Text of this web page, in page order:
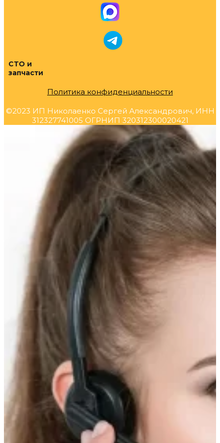
СТО и
запчасти
Политика конфиденциальности
©2023 ИП Николаенко Сергей Александрович, ИНН
312327741005 ОГРНИП 320312300020421